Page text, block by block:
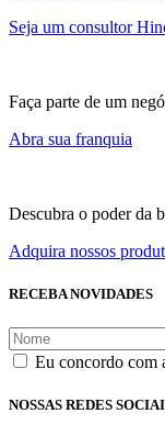
Seja um consultor
Faça parte de um
Abra sua franquia
Descubra o poder da
Adquira nossos
RECEBA NOVIDADES
Eu concordo com
NOSSAS REDES